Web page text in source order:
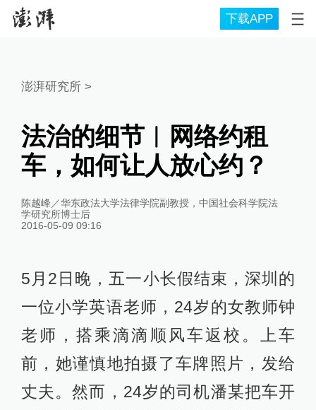
下载APP
澎湃研究所>
法治的细节︱网络约租
车，如何让人放心约？
陈越峰／华东政法大学法律学院副教授，中国社会科学院法
学研究所博士后
2016-05-09 09:16
5月2日晚，五一小长假结束，深圳的
一位小学英语老师，24岁的女教师钟
老师，搭乘滴滴顺风车返校。上车
前，她谨慎地拍摄了车牌照片，发给
丈夫。然而，24岁的司机潘某把车开